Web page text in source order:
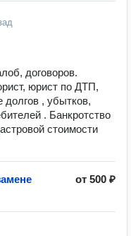
договоров.
юрист по ДТП,
долгов , убытков,
. Банкротство
стоимости
от 500 ₽